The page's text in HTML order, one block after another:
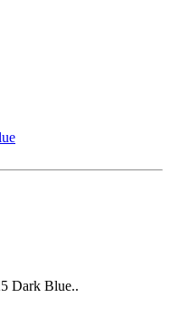
Dark Blue..